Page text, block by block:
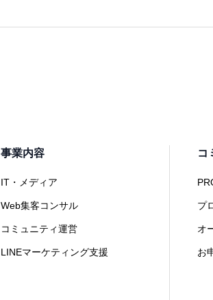
事業内容
IT・メディア
Web集客コンサル
コミュニティ運営
LINEマーケティング支援
コ
プ
オ
お